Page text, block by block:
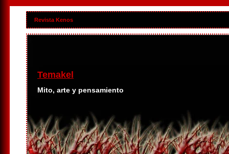
Revista Kenos
Temakel
Mito, arte y pensamiento